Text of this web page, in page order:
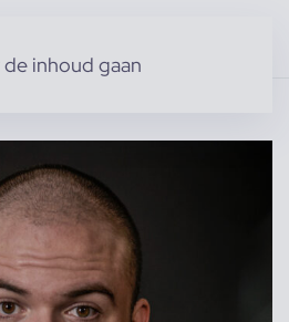
inhoud gaan